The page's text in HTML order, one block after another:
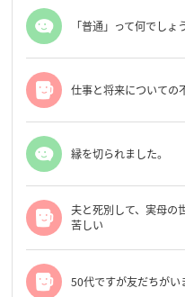
「普通」って何でしょ
仕事と将来についての
縁を切られました。
夫と死別して、実母の
苦しい
50代ですが友だちがい